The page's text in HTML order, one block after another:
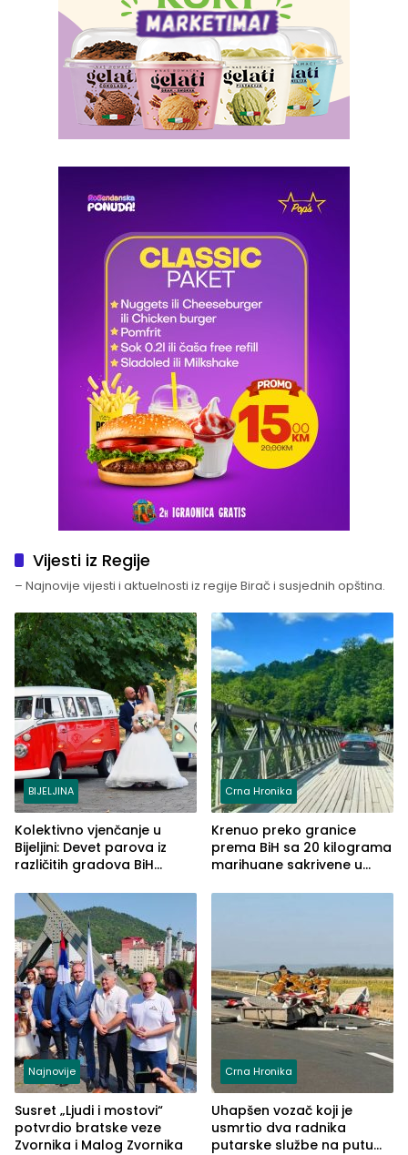
Vijesti iz Regije
– Najnovije vijesti i aktuelnosti iz regije Birač i susjednih opština.
BIJELJINA
Kolektivno vjenčanje u
Bijeljini: Devet parova iz
različitih gradova BiH
Crna Hronika
Krenuo preko granice
prema BiH sa 20 kilograma
marihuane sakrivene u
Najnovije
Susret „Ljudi i mostovi“
potvrdio bratske veze
Zvornika i Malog Zvornika
Crna Hronika
Uhapšen vozač koji je
usmrtio dva radnika
putarske službe na putu